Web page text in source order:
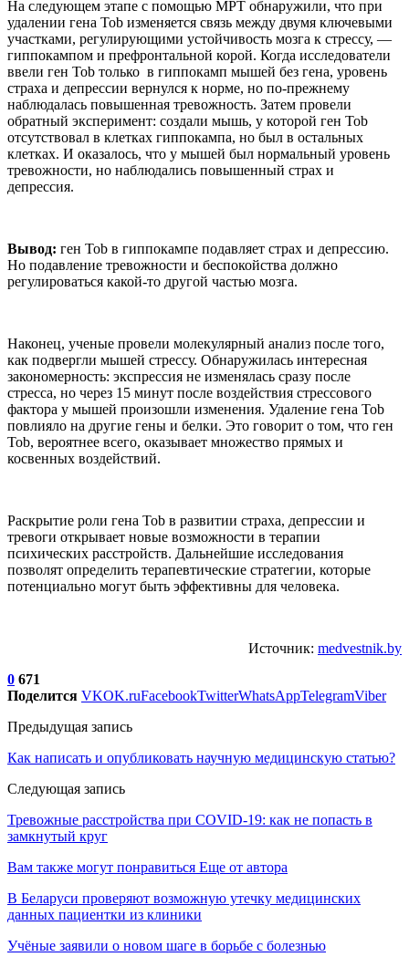
На следующем этапе с помощью МРТ обнаружили, что при
удалении гена Tob изменяется связь между двумя ключевыми
участками, регулирующими устойчивость мозга к стрессу, —
гиппокампом и префронтальной корой. Когда исследователи
ввели ген Tob только в гиппокамп мышей без гена, уровень
страха и депрессии вернулся к норме, но по-прежнему
наблюдалась повышенная тревожность. Затем провели
обратный эксперимент: создали мышь, у которой ген Tob
отсутствовал в клетках гиппокампа, но был в остальных
клетках. И оказалось, что у мышей был нормальный уровень
тревожности, но наблюдались повышенный страх и
депрессия.
Вывод: ген Tob в гиппокампе подавляет страх и депрессию.
Но подавление тревожности и беспокойства должно
регулироваться какой-то другой частью мозга.
Наконец, ученые провели молекулярный анализ после того,
как подвергли мышей стрессу. Обнаружилась интересная
закономерность: экспрессия не изменялась сразу после
стресса, но через 15 минут после воздействия стрессового
фактора у мышей произошли изменения. Удаление гена Tob
повлияло на другие гены и белки. Это говорит о том, что ген
Tob, вероятнее всего, оказывает множество прямых и
косвенных воздействий.
Раскрытие роли гена Tob в развитии страха, депрессии и
тревоги открывает новые возможности в терапии
психических расстройств. Дальнейшие исследования
позволят определить терапевтические стратегии, которые
потенциально могут быть эффективны для человека.
Источник: medvestnik.by
0 671
Поделится VKOK.ruFacebookTwitterWhatsAppTelegramViber
Предыдущая запись
Как написать и опубликовать научную медицинскую статью?
Следующая запись
Тревожные расстройства при COVID-19: как не попасть в
замкнутый круг
Вам также могут понравиться Еще от автора
В Беларуси проверяют возможную утечку медицинских
данных пациентки из клиники
Учёные заявили о новом шаге в борьбе с болезнью